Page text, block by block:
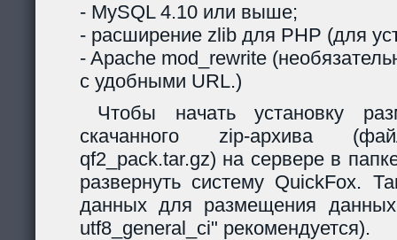
- MySQL 4.10 или выше;
- расширение zlib для PHP (для
- Apache mod_rewrite
с удобными URL.)
Чтобы начать установку
скачанного zip-архива
qf2_pack.tar.gz) на сервере в
развернуть систему QuickFox.
данных для размещения
utf8_general_ci" рекомендуется).